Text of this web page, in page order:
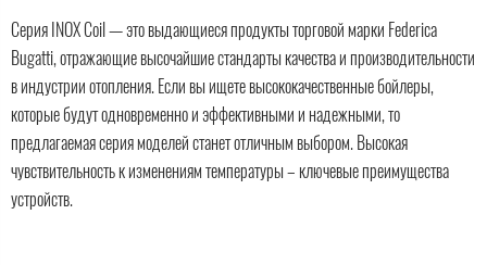
Серия INOX Coil — это выдающиеся продукты торговой марки Federica
Bugatti, отражающие высочайшие стандарты качества и производительности
в индустрии отопления. Если вы ищете высококачественные бойлеры,
которые будут одновременно и эффективными и надежными, то
предлагаемая серия моделей станет отличным выбором. Высокая
чувствительность к изменениям температуры – ключевые преимущества
устройств.